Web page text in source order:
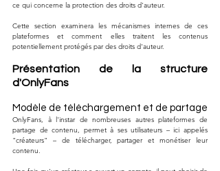
ce qui concerne la protection des droits d'auteur.
Cette section examinera les mécanismes internes de ces
plateformes et comment elles traitent les contenus
potentiellement protégés par des droits d'auteur.
Présentation de la structure
d'OnlyFans
Modèle de téléchargement et de partage
OnlyFans, à l'instar de nombreuses autres plateformes de
partage de contenu, permet à ses utilisateurs – ici appelés
"créateurs" – de télécharger, partager et monétiser leur
contenu.